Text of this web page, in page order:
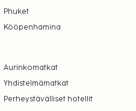
Phuket
Kööpenhamina
Aurinkomatkat
Yhdistelmämatkat
Perheystävälliset hotellit